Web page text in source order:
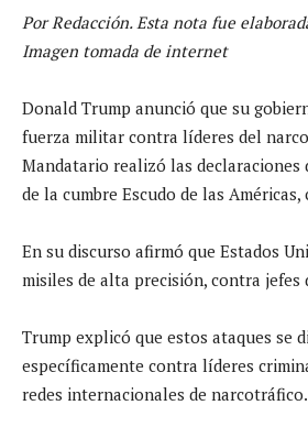
Por Redacción. Esta nota fue
Imagen tomada de internet
Donald Trump anunció que su
fuerza militar contra líderes del
Mandatario realizó las
de la cumbre Escudo de las
En su discurso afirmó que Estados
misiles de alta precisión, contra jefes
Trump explicó que estos ataques se
específicamente contra líderes
redes internacionales de narcotráfico.